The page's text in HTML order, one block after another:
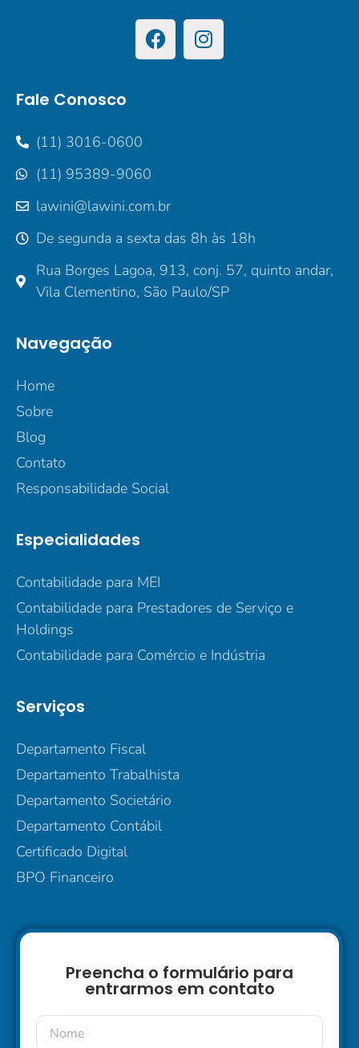
Fale Conosco
(11) 3016-0600
(11) 95389-9060
lawini@lawini.com.br
De segunda a sexta das 8h às 18h
Rua Borges Lagoa, 913, conj. 57, quinto andar,
Vila Clementino, São Paulo/SP
Navegação
Home
Sobre
Blog
Contato
Responsabilidade Social
Especialidades
Contabilidade para MEI
Contabilidade para Prestadores de Serviço e
Holdings
Contabilidade para Comércio e Indústria
Serviços
Departamento Fiscal
Departamento Trabalhista
Departamento Societário
Departamento Contábil
Certificado Digital
BPO Financeiro
Preencha o formulário para
entrarmos em contato